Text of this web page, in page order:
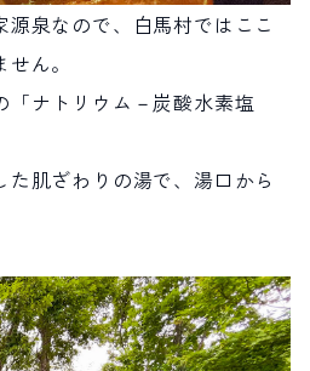
泉なので、白馬村ではここ
ん。
ナトリウム－炭酸水素塩
肌ざわりの湯で、湯口から